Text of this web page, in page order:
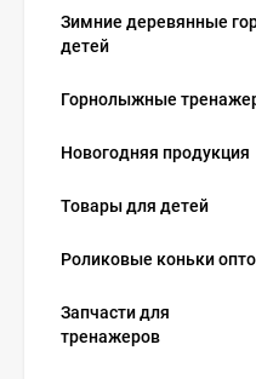
Зимние деревянные
детей
Горнолыжные
Новогодняя продукция
Товары для детей
Роликовые коньки
Запчасти для
тренажеров